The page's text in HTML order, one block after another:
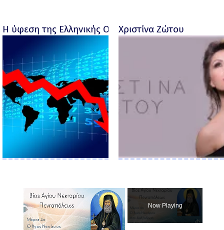
Η ύφεση της Ελληνικής Οικονομίας - Ροσέτος
Χριστίνα Ζώτου
Now Playing